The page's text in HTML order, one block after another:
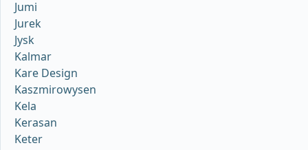
Jumi
Jurek
Jysk
Kalmar
Kare Design
Kaszmirowysen
Kela
Kerasan
Keter